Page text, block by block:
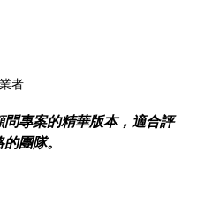
者
專案的精華版本，適合評
團隊。